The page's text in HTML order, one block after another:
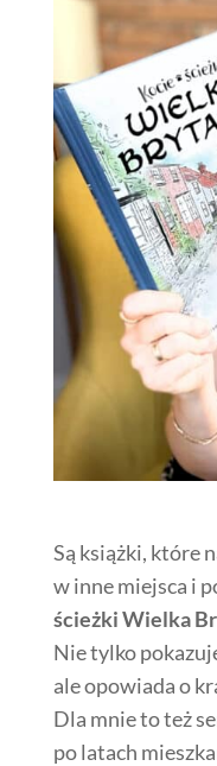
Są książki, które
w inne miejsca i
ścieżki Wielka
Nie tylko
ale opowiada o
Dla mnie to też
po latach